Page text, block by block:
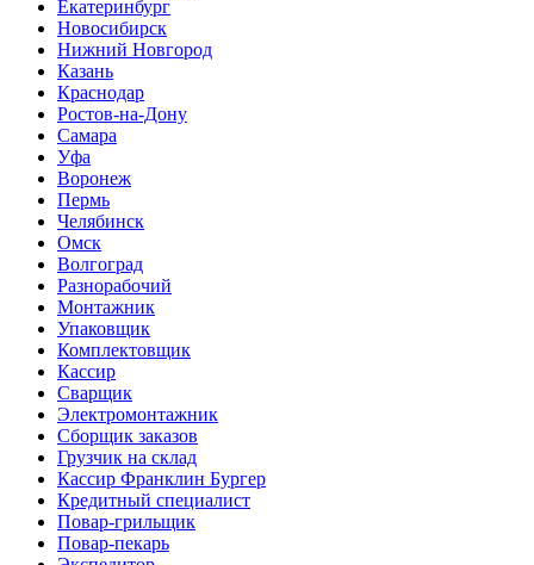
Екатеринбург
Новосибирск
Нижний Новгород
Казань
Краснодар
Ростов-на-Дону
Самара
Уфа
Воронеж
Пермь
Челябинск
Омск
Волгоград
Разнорабочий
Монтажник
Упаковщик
Комплектовщик
Кассир
Сварщик
Электромонтажник
Сборщик заказов
Грузчик на склад
Кассир Франклин Бургер
Кредитный специалист
Повар-грильщик
Повар-пекарь